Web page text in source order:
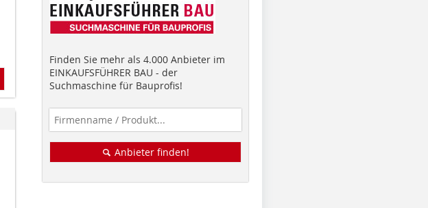
Finden Sie mehr als 4.000 Anbieter im
EINKAUFSFÜHRER BAU - der
Suchmaschine für Bauprofis!
Anbieter finden!